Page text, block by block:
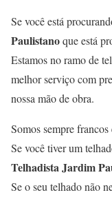
Se você está
Paulistanoque está
Estamos no ramo de
melhor serviço com
nossa mão de obra.
Somos sempre
Se você tiver um
Telhadista Jardim
Se o seu telhado não